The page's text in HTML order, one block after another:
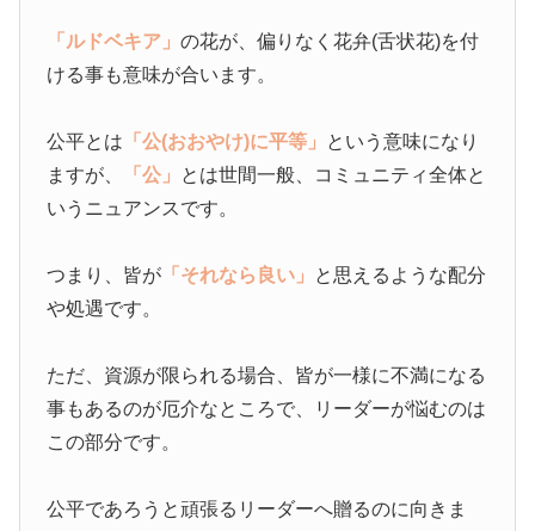
「ルドベキア」の花が、偏りなく花弁(舌状花)を付
ける事も意味が合います。
公平とは 「公(おおやけ)に平等」 という意味になり
ますが、
「公」 とは世間一般、コミュニティ全体と
いうニュアンスです。
つまり、皆が 「それなら良い」 と思えるような配分
や処遇です。
ただ、資源が限られる場合、皆が一様に不満になる
事もあるのが厄介なところで、リーダーが悩むのは
この部分です。
公平であろうと頑張るリーダーへ贈るのに向きま